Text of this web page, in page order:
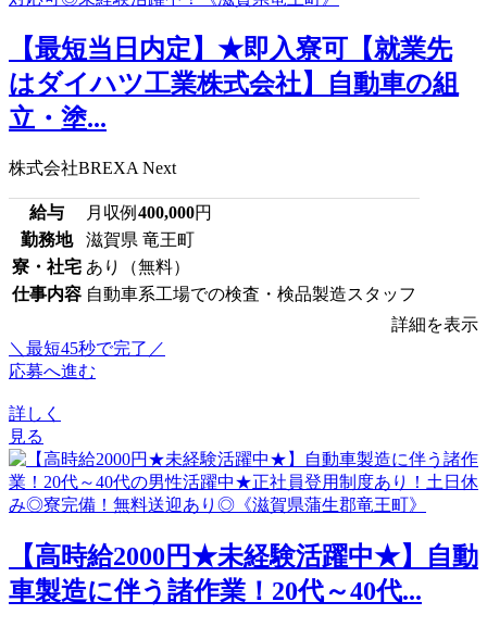
【最短当日内定】★即入寮可【就業先
はダイハツ工業株式会社】自動車の組
立・塗...
株式会社BREXA Next
給与 月収例 400,000円
勤務地
滋賀県 竜王町
寮・社宅 あり（無料）
仕事内容 自動車系工場での検査・検品製造スタッフ
詳細を表示
＼最短45秒で完了／
応募へ進む
詳しく
見る
【高時給2000円★未経験活躍中★】自動
車製造に伴う諸作業！20代～40代...